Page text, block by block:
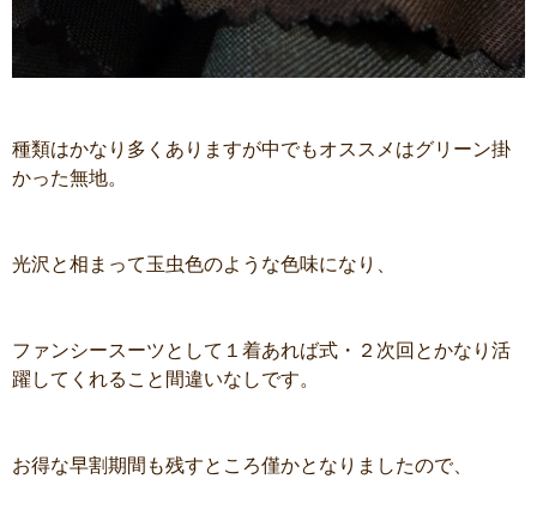
種類はかなり多くありますが中でもオススメはグリーン掛
かった無地。
光沢と相まって玉虫色のような色味になり、
ファンシースーツとして１着あれば式・２次回とかなり活
躍してくれること間違いなしです。
お得な早割期間も残すところ僅かとなりましたので、